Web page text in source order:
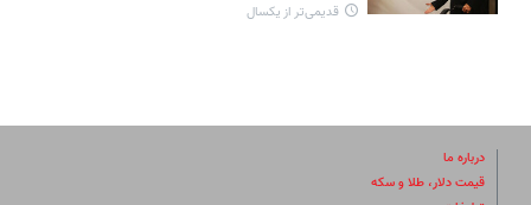
قدیمی‌تر از یکسال
درباره ما
قیمت دلار، طلا و سکه